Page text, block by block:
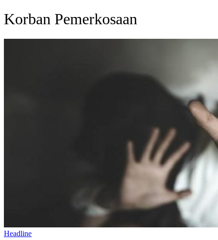
Korban Pemerkosaan
Headline